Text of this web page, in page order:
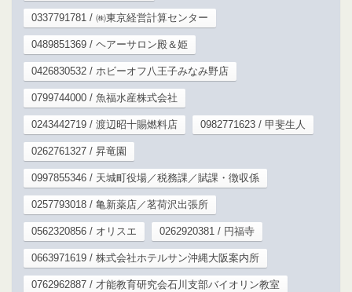
0337791781 / ㈱東京経営計算センター
0489851369 / ヘアーサロン殿＆姫
0426830532 / ホビーオフ八王子みなみ野店
0799744000 / 魚福水産株式会社
0243442719 / 渡辺昭十賜燃料店 0982771623 / 甲斐生人
0262761327 / 昇竜園
0997855346 / 天城町役場／税務課／賦課・徴収係
0257793018 / 亀新薬店／茗荷沢出張所
0562320856 / オリスエ 0262920381 / 円福寺
0663971619 / 株式会社ホテルサン沖縄大阪案内所
0762962887 / 才能教育研究会石川支部バイオリン教室